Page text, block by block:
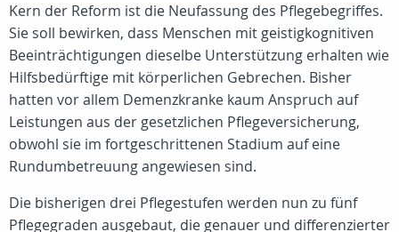
Kern der Reform ist die Neufassung des Pflegebegriffes.
Sie soll bewirken, dass Menschen mit geistigkognitiven
Beeinträchtigungen dieselbe Unterstützung erhalten wie
Hilfsbedürftige mit körperlichen Gebrechen. Bisher
hatten vor allem Demenzkranke kaum Anspruch auf
Leistungen aus der gesetzlichen Pflegeversicherung,
obwohl sie im fortgeschrittenen Stadium auf eine
Rundumbetreuung angewiesen sind.
Die bisherigen drei Pflegestufen werden nun zu fünf
Pflegegraden ausgebaut, die genauer und differenzierter